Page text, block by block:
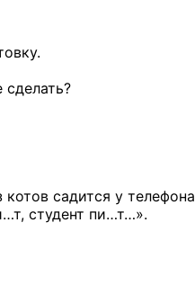
садится у телефона
студент пи…т…».